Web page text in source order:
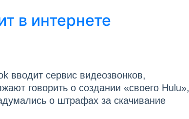
в интернете
вводит сервис видеозвонков,
говорить о создании «своего Hulu»,
о штрафах за скачивание